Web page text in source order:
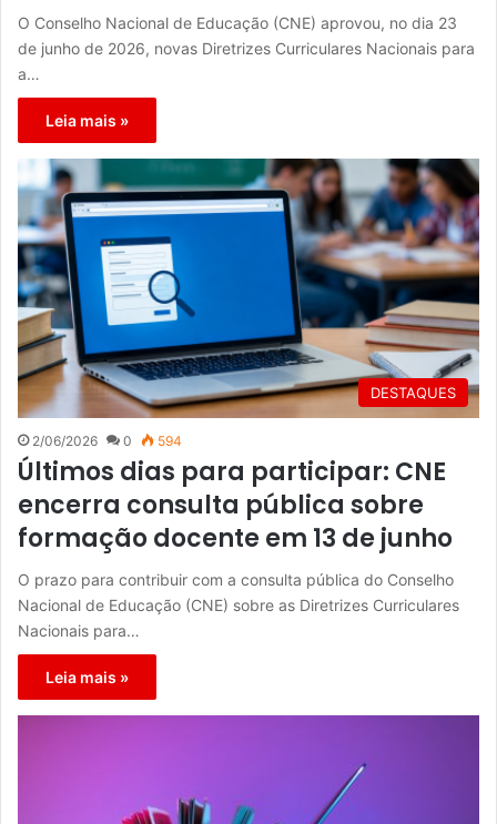
O Conselho Nacional de Educação (CNE) aprovou, no dia 23
de junho de 2026, novas Diretrizes Curriculares Nacionais para
a…
Leia mais »
DESTAQUES
2/06/2026 0 594
Últimos dias para participar: CNE
encerra consulta pública sobre
formação docente em 13 de junho
O prazo para contribuir com a consulta pública do Conselho
Nacional de Educação (CNE) sobre as Diretrizes Curriculares
Nacionais para…
Leia mais »